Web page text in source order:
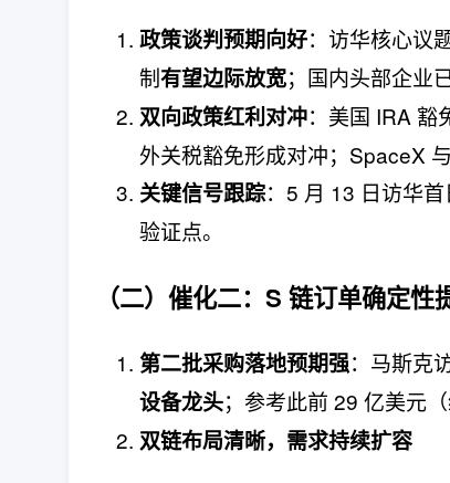
政策谈判预期向好：访华核心议
制有望边际放宽；国内头部企业
双向政策红利对冲：美国 IRA 豁
外关税豁免形成对冲；SpaceX
关键信号跟踪：5 月 13 日访华首
验证点。
（二）催化二： S 链订单确定性
第二批采购落地预期强：马斯克
设备龙头；参考此前 29 亿美元
双链布局清晰，需求持续扩容